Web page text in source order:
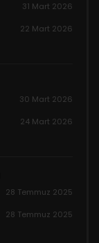
31 Mart 2026
22 Mart 2026
30 Mart 2026
24 Mart 2026
28 Temmuz 2025
28 Temmuz 2025